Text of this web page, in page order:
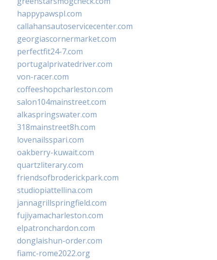
happypawspl.com
callahansautoservicecenter.com
georgiascornermarket.com
perfectfit24-7.com
portugalprivatedriver.com
von-racer.com
coffeeshopcharleston.com
salon104mainstreet.com
alkaspringswater.com
318mainstreet8h.com
lovenailsspari.com
oakberry-kuwait.com
quartzliterary.com
friendsofbroderickpark.com
studiopiattellina.com
jannagrillspringfield.com
fujiyamacharleston.com
elpatronchardon.com
donglaishun-order.com
fiamc-rome2022.org